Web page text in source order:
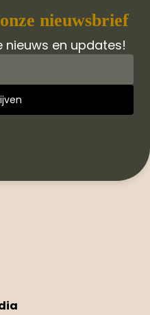
nieuwsbrief
nieuws en updates!